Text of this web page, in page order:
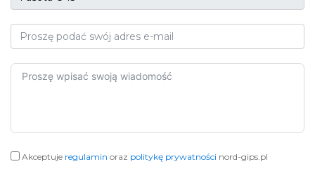
Akceptuje regulamin oraz politykę prywatności nord-gips.pl